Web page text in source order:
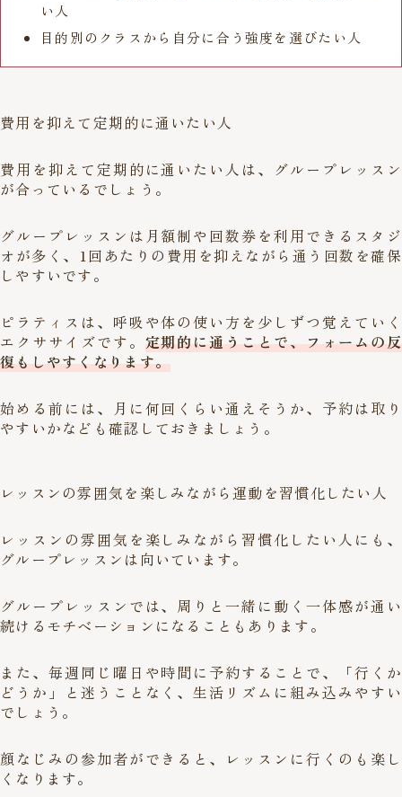
い人
目的別のクラスから自分に合う強度を選びたい人
費用を抑えて定期的に通いたい人
費用を抑えて定期的に通いたい人は、グループレッスン
が合っているでしょう。
グループレッスンは月額制や回数券を利用できるスタジ
オが多く、1回あたりの費用を抑えながら通う回数を確保
しやすいです。
ピラティスは、呼吸や体の使い方を少しずつ覚えていく
エクササイズです。 定期的に通うことで、フォームの反
復もしやすくなります。
始める前には、月に何回くらい通えそうか、予約は取り
やすいかなども確認しておきましょう。
レッスンの雰囲気を楽しみながら運動を習慣化したい人
レッスンの雰囲気を楽しみながら習慣化したい人にも、
グループレッスンは向いています。
グループレッスンでは、周りと一緒に動く一体感が通い
続けるモチベーションになることもあります。
また、毎週同じ曜日や時間に予約することで、「行くか
どうか」と迷うことなく、生活リズムに組み込みやすい
でしょう。
顔なじみの参加者ができると、レッスンに行くのも楽し
くなります。